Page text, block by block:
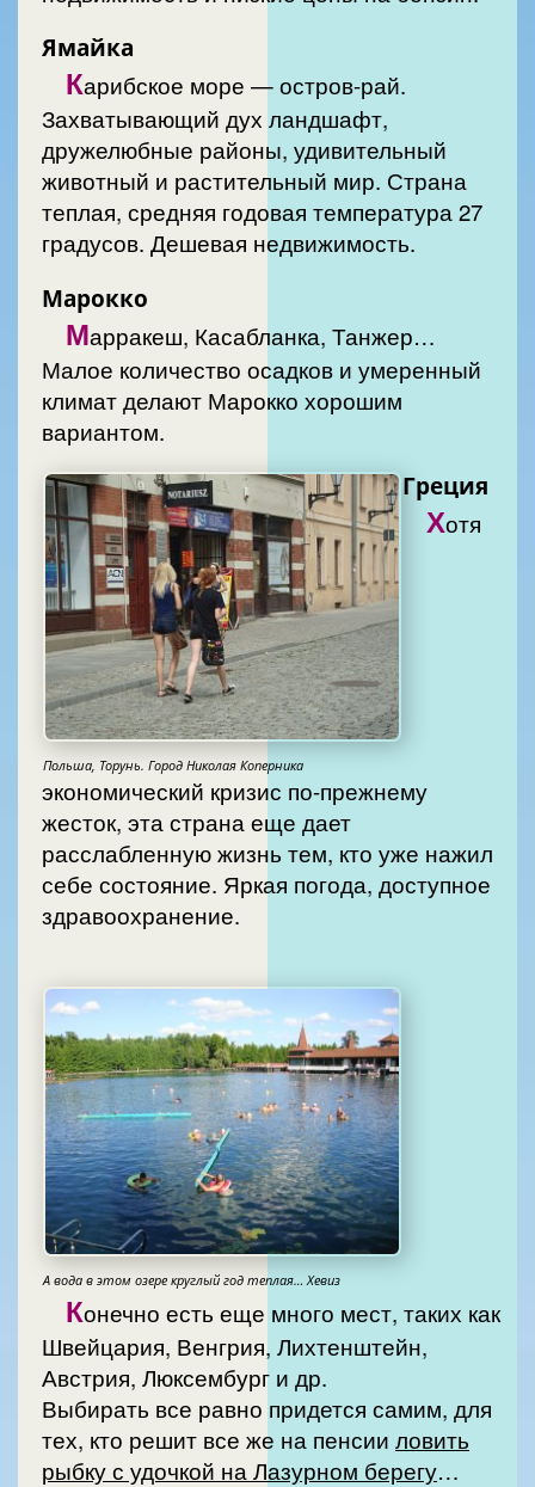
Ямайка
Карибское море — остров-рай.
Захватывающий дух ландшафт,
дружелюбные районы, удивительный
животный и растительный мир. Страна
теплая, средняя годовая температура 27
градусов. Дешевая недвижимость.
Марокко
Марракеш, Касабланка, Танжер…
Малое количество осадков и умеренный
климат делают Марокко хорошим
вариантом.
Польша, Торунь. Город Николая Коперника
Греция
Хотя
экономический кризис по-прежнему
жесток, эта страна еще дает
расслабленную жизнь тем, кто уже нажил
себе состояние. Яркая погода, доступное
здравоохранение.
А вода в этом озере круглый год теплая… Хевиз
Конечно есть еще много мест, таких как
Швейцария, Венгрия, Лихтенштейн,
Австрия, Люксембург и др.
Выбирать все равно придется самим, для
тех, кто решит все же на пенсии ловить
рыбку с удочкой на Лазурном берегу…